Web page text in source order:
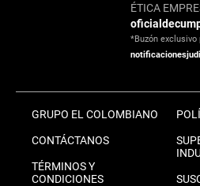
ÉTICA
*Buzón
GRUPO EL COLOMBIANO
CONTÁCTANOS
TÉRMINOS Y
CONDICIONES